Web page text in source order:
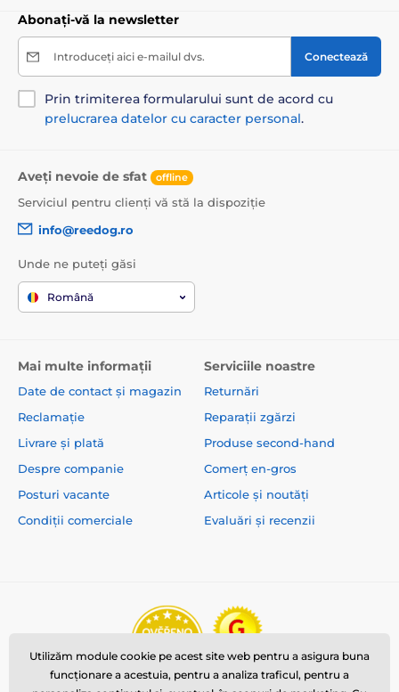
Abonați-vă la newsletter
Introduceți aici e-mailul dvs. Conectează
Prin trimiterea formularului sunt de acord cu
prelucrarea datelor cu caracter personal.
Aveți nevoie de sfat offline
Serviciul pentru clienți vă stă la dispoziție
info@reedog.ro
Unde ne puteți găsi
Română
Mai multe informații
Date de contact și magazin
Reclamație
Livrare și plată
Despre companie
Posturi vacante
Condiții comerciale
Serviciile noastre
Returnări
Reparații zgărzi
Produse second-hand
Comerț en-gros
Articole și noutăți
Evaluări și recenzii
Utilizăm module cookie pe acest site web pentru a asigura buna
funcționare a acestuia, pentru a analiza traficul, pentru a